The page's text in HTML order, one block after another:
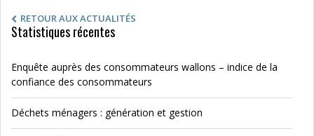
RETOUR AUX ACTUALITÉS
Statistiques récentes
Enquête auprès des consommateurs wallons – indice de la
confiance des consommateurs
Déchets ménagers : génération et gestion